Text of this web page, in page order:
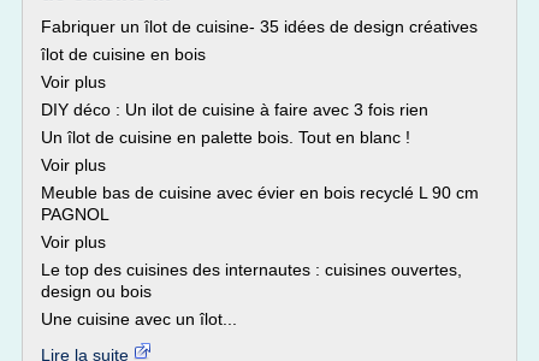
Fabriquer un îlot de cuisine- 35 idées de design créatives
îlot de cuisine en bois
Voir plus
DIY déco : Un ilot de cuisine à faire avec 3 fois rien
Un îlot de cuisine en palette bois. Tout en blanc !
Voir plus
Meuble bas de cuisine avec évier en bois recyclé L 90 cm
PAGNOL
Voir plus
Le top des cuisines des internautes : cuisines ouvertes,
design ou bois
Une cuisine avec un îlot...
Lire la suite